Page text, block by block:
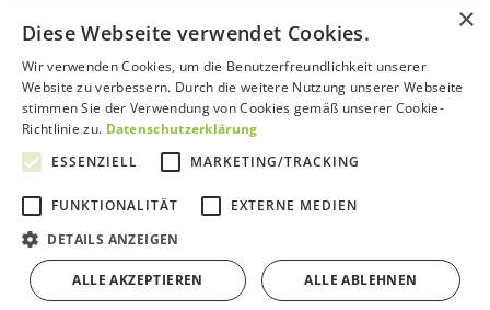
* Alle Preise inkl. gesetzl. Mehrwertsteuer zzgl. Versandkosten
ggf. Nachnahmegebühren, wenn nicht anders beschrieben | Bitte
beachten Sie unsereDatenschutzerklärung
Bewertungen von Trustami anzeigen
×
Diese Webseite verwendet Cookies.
Wir verwenden Cookies, um die Benutzerfreundlichkeit unserer
Website zu verbessern. Durch die weitere Nutzung unserer Webseite
stimmen Sie der Verwendung von Cookies gemäß unserer Cookie-
Richtlinie zu. Datenschutzerklärung
ESSENZIELL
MARKETING/TRACKING
FUNKTIONALITÄT
EXTERNE MEDIEN
DETAILS ANZEIGEN
ALLE AKZEPTIEREN ALLE ABLEHNEN